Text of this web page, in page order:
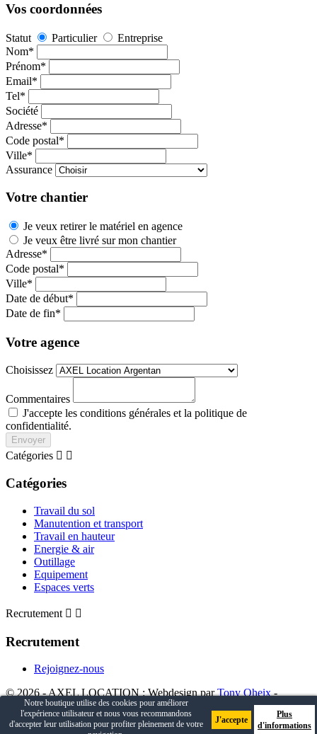
Notre boutique utilise des cookies pour améliorer
l'expérience utilisateur et nous vous recommandons
d'accepter leur utilisation pour profiter pleinement de votre
J'accepte
Plus
d'informations
Vos coordonnées
Statut Particulier
Entreprise
Nom*
Prénom*
Email*
Tel*
Société
Adresse*
Code postal*
Ville*
Assurance
Votre chantier
Je veux retirer le matériel en agence
Je veux être livré sur mon chantier
Adresse*
Code postal*
Ville*
Date de début*
Date de fin*
Votre agence
Choisissez
Commentaires
J'accepte les conditions générales et la politique de
confidentialité.
Envoyer
Catégories  
Catégories
Travail du sol
Manutention et transport
Travail en hauteur
Energie & air
Outillage
Equipement
Espaces verts
Recrutement  
Recrutement
Rejoignez-nous
© 2026 - AXEL LOCATION : Webdesign parTony Oheix-
Développement parWEEZY - Agence web e-commerce Prestashop